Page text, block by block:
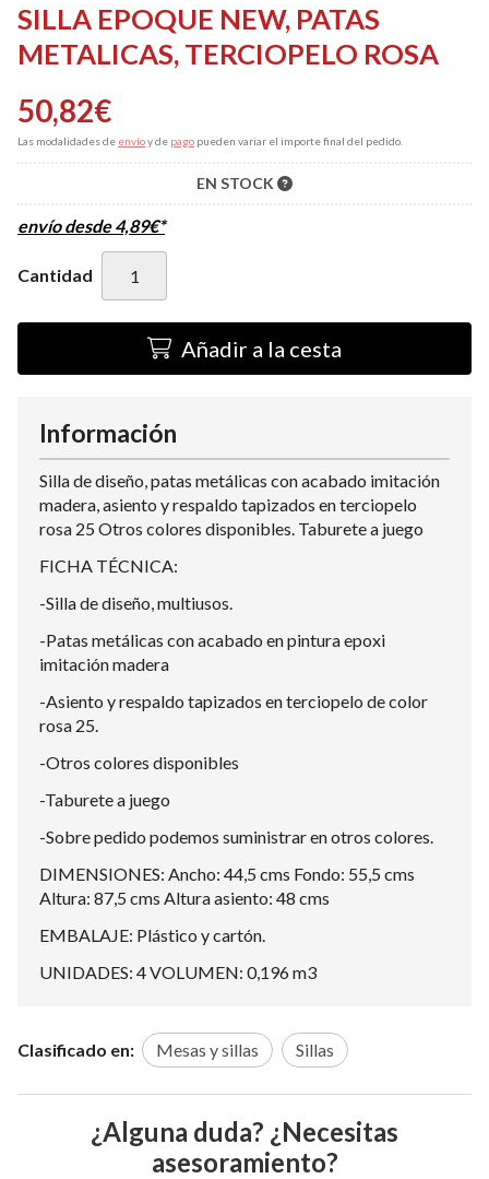
SILLA EPOQUE NEW, PATAS
METALICAS, TERCIOPELO ROSA
50,82€
Las modalidades de envíoy de pago pueden variar el importe final del pedido.
EN STOCK
envío desde4,89€*
Cantidad
Añadir a la cesta
Información
Silla de diseño, patas metálicas con acabado imitación
madera, asiento y respaldo tapizados en terciopelo
rosa 25 Otros colores disponibles. Taburete a juego
FICHA TÉCNICA:
-Silla de diseño, multiusos.
-Patas metálicas con acabado en pintura epoxi
imitación madera
-Asiento y respaldo tapizados en terciopelo de color
rosa 25.
-Otros colores disponibles
-Taburete a juego
-Sobre pedido podemos suministrar en otros colores.
DIMENSIONES: Ancho: 44,5 cms Fondo: 55,5 cms
Altura: 87,5 cms Altura asiento: 48 cms
EMBALAJE: Plástico y cartón.
UNIDADES: 4 VOLUMEN: 0,196 m3
Clasificado en: Mesas y sillas Sillas
¿Alguna duda? ¿Necesitas
asesoramiento?